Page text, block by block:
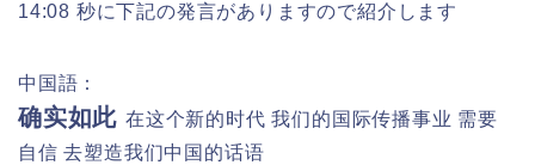
14:08 秒に下記の発言がありますので紹介します
中国語：
确实如此 在这个新的时代 我们的国际传播事业 需要
自信 去塑造我们中国的话语